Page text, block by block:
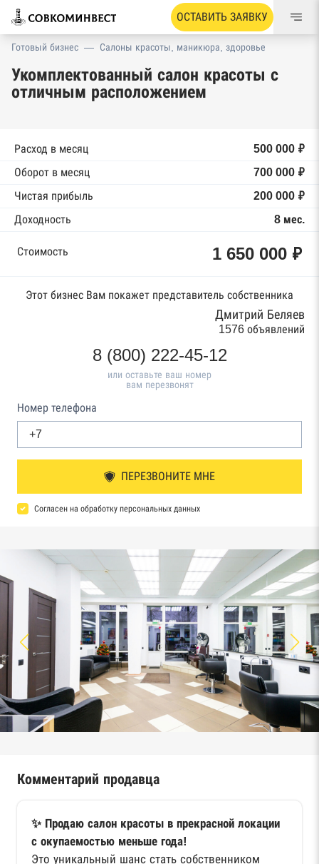
ОСТАВИТЬ ЗАЯВКУ
Готовый бизнес — Салоны красоты, маникюра, здоровье
Укомплектованный салон красоты с
отличным расположением
Расход в месяц
500 000 ₽
Оборот в месяц
700 000 ₽
Чистая прибыль
200 000 ₽
Доходность
8 мес.
Стоимость 1 650 000 ₽
Этот бизнес Вам покажет представитель собственника
Дмитрий Беляев
1576 объявлений
8 (800) 222-45-12
или оставьте ваш номер
вам перезвонят
Номер телефона
ПЕРЕЗВОНИТЕ МНЕ
Согласен на обработку персональных данных
Комментарий продавца
✨ Продаю салон красоты в прекрасной локации
с окупаемостью меньше года!
Это уникальный шанс стать собственником